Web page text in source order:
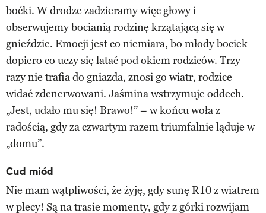
boćki. W drodze zadzieramy więc głowy i
obserwujemy bocianią rodzinę krzątającą się w
gnieździe. Emocji jest co niemiara, bo młody bociek
dopiero co uczy się latać pod okiem rodziców. Trzy
razy nie trafia do gniazda, znosi go wiatr, rodzice
widać zdenerwowani. Jaśmina wstrzymuje oddech.
„Jest, udało mu się! Brawo!” – w końcu woła z
radością, gdy za czwartym razem triumfalnie ląduje w
„domu”.
Cud miód
Nie mam wątpliwości, że żyję, gdy sunę R10 z wiatrem
w plecy! Są na trasie momenty, gdy z górki rozwijam